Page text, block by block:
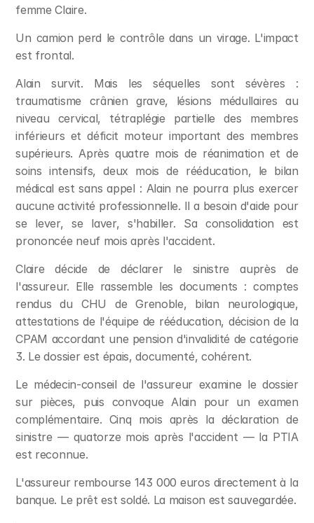
femme Claire.
Un camion perd le contrôle dans un virage. L'impact
est frontal.
Alain survit. Mais les séquelles sont sévères :
traumatisme crânien grave, lésions médullaires au
niveau cervical, tétraplégie partielle des membres
inférieurs et déficit moteur important des membres
supérieurs. Après quatre mois de réanimation et de
soins intensifs, deux mois de rééducation, le bilan
médical est sans appel : Alain ne pourra plus exercer
aucune activité professionnelle. Il a besoin d'aide pour
se lever, se laver, s'habiller. Sa consolidation est
prononcée neuf mois après l'accident.
Claire décide de déclarer le sinistre auprès de
l'assureur. Elle rassemble les documents : comptes
rendus du CHU de Grenoble, bilan neurologique,
attestations de l'équipe de rééducation, décision de la
CPAM accordant une pension d'invalidité de catégorie
3. Le dossier est épais, documenté, cohérent.
Le médecin-conseil de l'assureur examine le dossier
sur pièces, puis convoque Alain pour un examen
complémentaire. Cinq mois après la déclaration de
sinistre — quatorze mois après l'accident — la PTIA
est reconnue.
L'assureur rembourse 143 000 euros directement à la
banque. Le prêt est soldé. La maison est sauvegardée.